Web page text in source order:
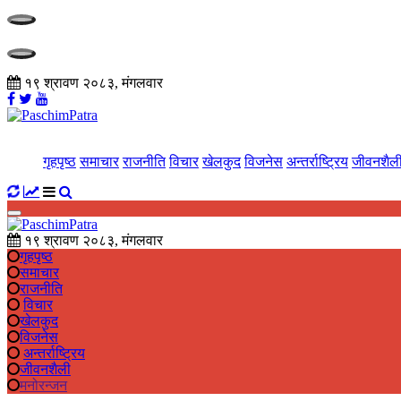
१९ श्रावण २०८३, मंगलवार
गृहपृष्ठ समाचार राजनीति विचार खेलकुद विजनेस अन्तर्राष्ट्रिय
१९ श्रावण २०८३, मंगलवार
गृहपृष्ठ
समाचार
राजनीति
विचार
खेलकुद
विजनेस
अन्तर्राष्ट्रिय
जीवनशैली
मनोरन्जन